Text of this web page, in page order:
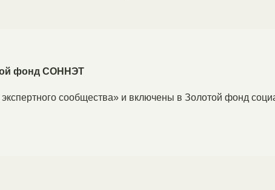
фонд СОННЭТ
сообщества» и включены в Золотой фонд